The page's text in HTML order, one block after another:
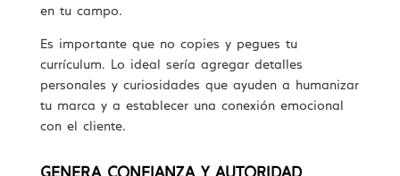
en tu campo.
Es importante que no copies y pegues tu
currículum. Lo ideal sería agregar detalles
personales y curiosidades que ayuden a humanizar
tu marca y a establecer una conexión emocional
con el cliente.